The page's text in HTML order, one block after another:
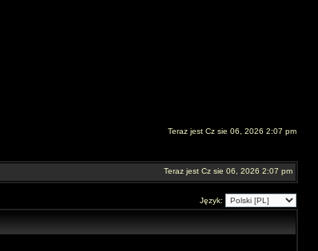
Teraz jest Cz sie 06, 2026 2:07 pm
Teraz jest Cz sie 06, 2026 2:07 pm
Język: